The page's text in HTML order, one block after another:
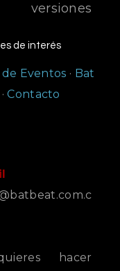
versiones
de interés
Eventos · Bat
·Contacto
hacer